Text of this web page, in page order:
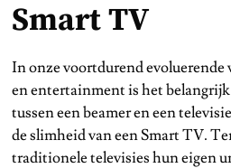
Smart TV
In onze voortdurend
en entertainment is het
tussen een beamer en een
de slimheid van een Smart TV.
traditionele televisies hun eigen